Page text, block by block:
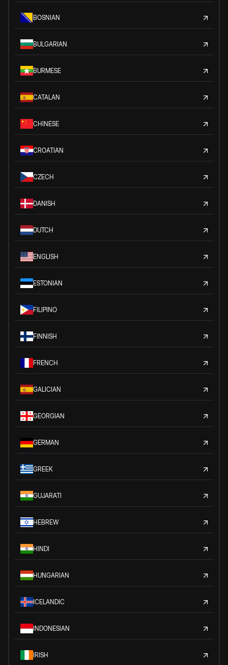
BOSNIAN
BULGARIAN
BURMESE
CATALAN
CHINESE
CROATIAN
CZECH
DANISH
DUTCH
ENGLISH
ESTONIAN
FILIPINO
FINNISH
FRENCH
GALICIAN
GEORGIAN
GERMAN
GREEK
GUJARATI
HEBREW
HINDI
HUNGARIAN
ICELANDIC
INDONESIAN
IRISH